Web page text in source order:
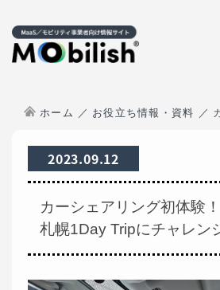
ホーム お役立ち情報・資料 カ
2023.09.12
カーシェアリング初体験
札幌1Day Tripにチャレン